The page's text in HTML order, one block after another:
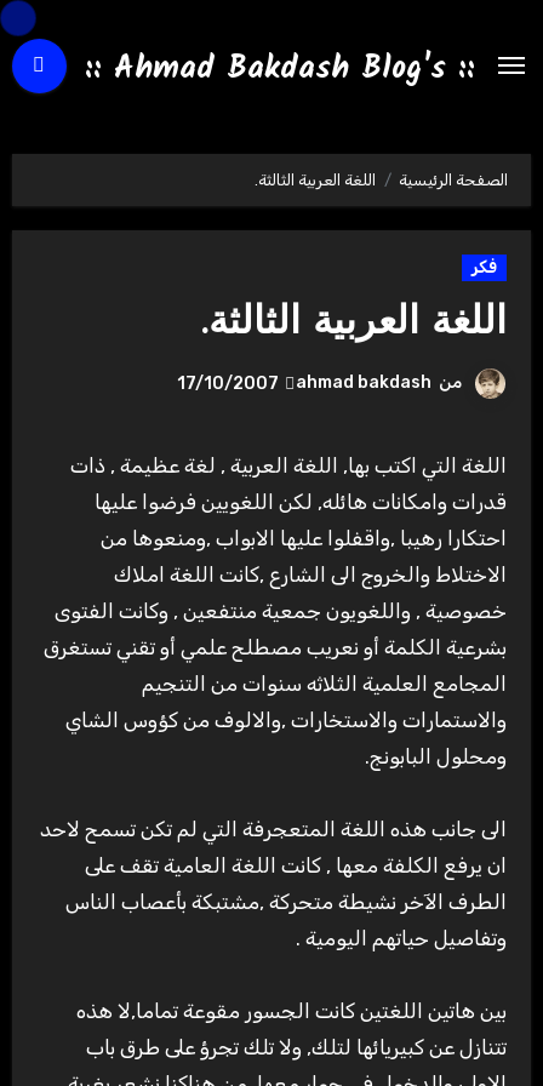
:: Ahmad Bakdash Blog's ::
الصفحة الرئيسية اللغة العربية الثالثة.
فكر
اللغة العربية الثالثة.
من ahmad bakdash
17/10/2007
قدرات وامكانات هائله, لكن اللغويين فرضوا عليها
احتكارا رهيبا ,واقفلوا عليها الابواب ,ومنعوها من
الاختلاط والخروج الى الشارع ,كانت اللغة املاك
خصوصية , واللغويون جمعية منتفعين , وكانت الفتوى
بشرعية الكلمة أو نعريب مصطلح علمي أو تقني تستغرق
المجامع العلمية الثلاثه سنوات من التنجيم
والاستمارات والاستخارات ,والالوف من كؤوس الشاي
ومحلول البابونج.
الى جانب هذه اللغة المتعجرفة التي لم تكن تسمح لاحد
ان يرفع الكلفة معها , كانت اللغة العامية تقف على
الطرف الآخر نشيطة متحركة ,مشتبكة بأعصاب الناس
وتفاصيل حياتهم اليومية .
بين هاتين اللغتين كانت الجسور مقوعة تماما,لا هذه
تتنازل عن كبيريائها لتلك, ولا تلك تجرؤ على طرق باب